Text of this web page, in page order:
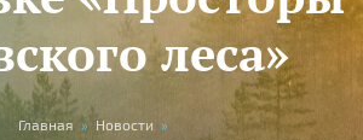
леса»
Главная » Новости »